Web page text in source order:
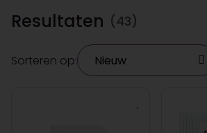
Resultaten (43)
Sorteren op: